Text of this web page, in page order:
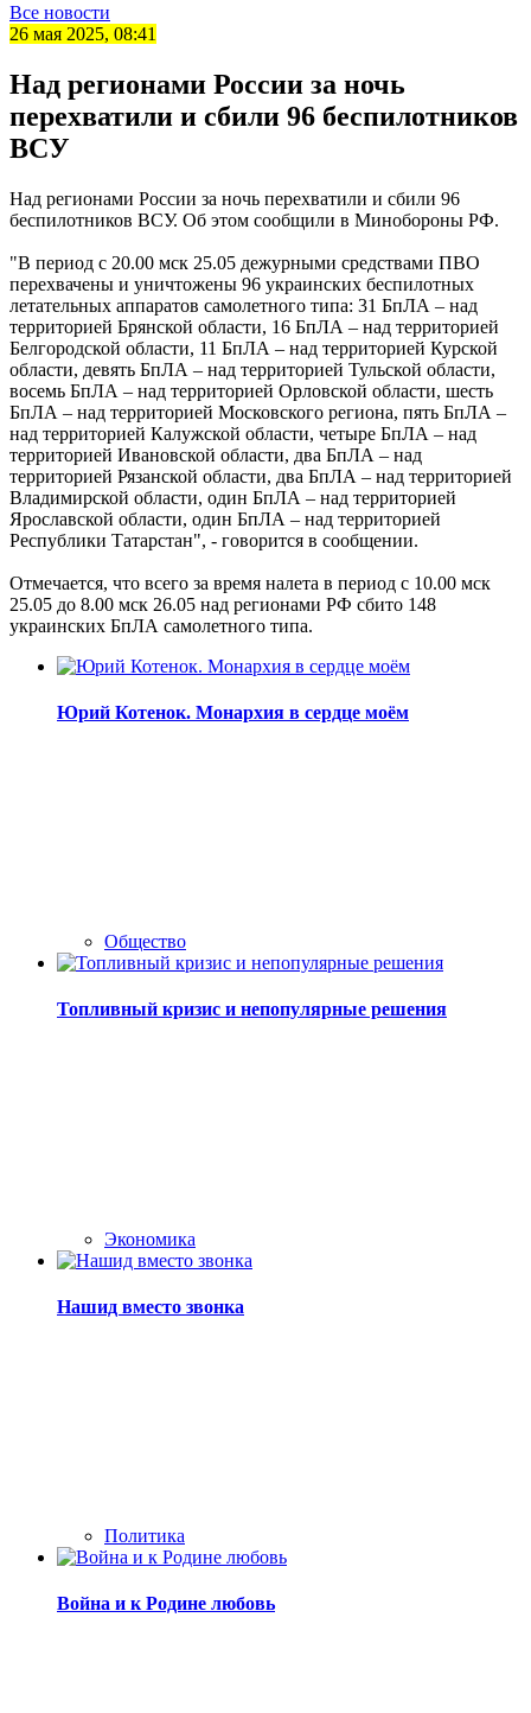
Все новости
26 мая 2025, 08:41
Над регионами России за ночь
перехватили и сбили 96 беспилотников
ВСУ
Над регионами России за ночь перехватили и сбили 96
беспилотников ВСУ. Об этом сообщили в Минобороны РФ.
"В период с 20.00 мск 25.05 дежурными средствами ПВО
перехвачены и уничтожены 96 украинских беспилотных
летательных аппаратов самолетного типа: 31 БпЛА – над
территорией Брянской области, 16 БпЛА – над территорией
Белгородской области, 11 БпЛА – над территорией Курской
области, девять БпЛА – над территорией Тульской области,
восемь БпЛА – над территорией Орловской области, шесть
БпЛА – над территорией Московского региона, пять БпЛА –
над территорией Калужской области, четыре БпЛА – над
территорией Ивановской области, два БпЛА – над
территорией Рязанской области, два БпЛА – над территорией
Владимирской области, один БпЛА – над территорией
Ярославской области, один БпЛА – над территорией
Республики Татарстан", - говорится в сообщении.
Отмечается, что всего за время налета в период с 10.00 мск
25.05 до 8.00 мск 26.05 над регионами РФ сбито 148
украинских БпЛА самолетного типа.
Юрий Котенок. Монархия в сердце моём
Общество
Топливный кризис и непопулярные решения
Экономика
Нашид вместо звонка
Политика
Война и к Родине любовь